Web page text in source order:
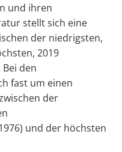
und ihren
stellt sich eine
der niedrigsten,
2019
den
fast um einen
der
und der höchsten